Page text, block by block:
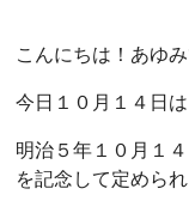
o
o
a
こんにちは！あゆみ
今日１０月１４日
明治５年１０月１
を記念して定められ